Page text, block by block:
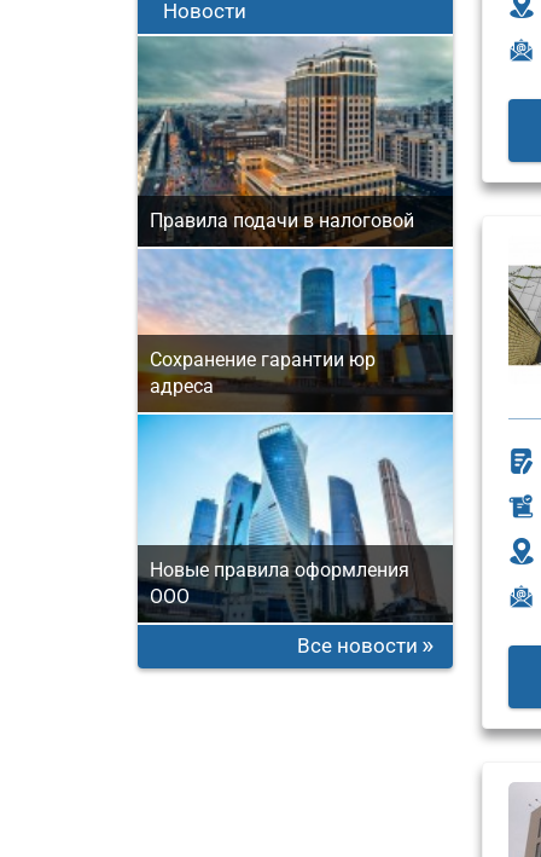
Новости
Правила подачи в налоговой
Сохранение гарантии юр
адреса
Новые правила оформления
ООО
Все новости